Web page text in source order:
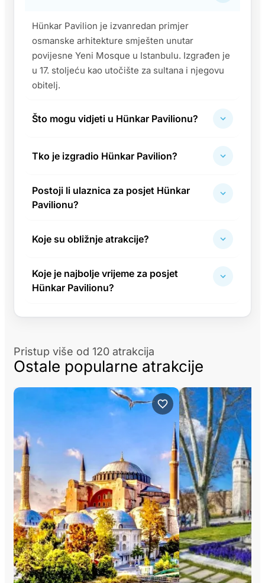
Hünkar Pavilion je izvanredan primjer
osmanske arhitekture smješten unutar
povijesne Yeni Mosque u Istanbulu. Izgrađen je
u 17. stoljeću kao utočište za sultana i njegovu
obitelj.
Što mogu vidjeti u Hünkar Pavilionu?
Tko je izgradio Hünkar Pavilion?
Postoji li ulaznica za posjet Hünkar
Pavilionu?
Koje su obližnje atrakcije?
Koje je najbolje vrijeme za posjet
Hünkar Pavilionu?
Pristup više od 120 atrakcija
Ostale popularne atrakcije